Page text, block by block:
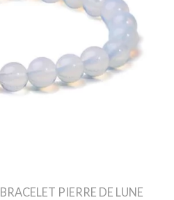
BRACELET PIERRE DE LUNE